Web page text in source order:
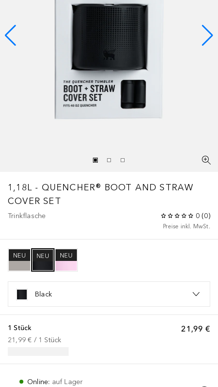
1,18L - QUENCHER® BOOT AND STRAW
COVER SET
Trinkflasche 0 (0)
Preise inkl. MwSt.
NEU NEU NEU
Black
21,99 €
1 Stück
21,99 € / 1 Stück
Online: auf Lager